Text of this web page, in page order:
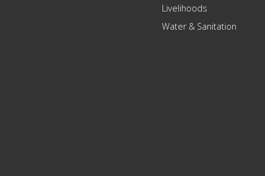
Livelihoods
Water & Sanitation